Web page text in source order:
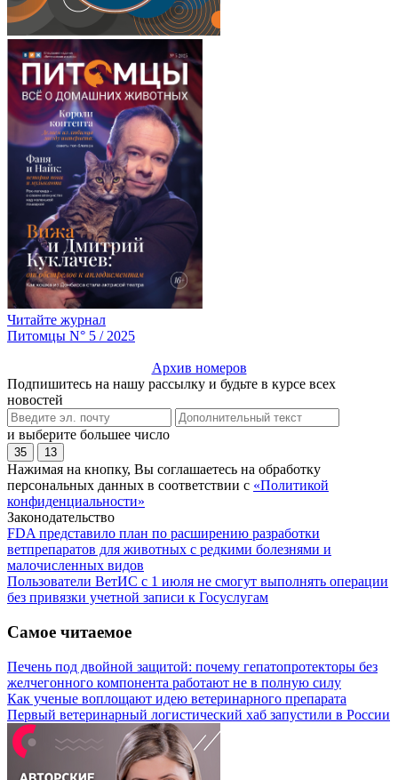
Читайте журнал
Питомцы N° 5 / 2025
Архив номеров
Подпишитесь на нашу рассылку и будьте в курсе всех
новостей
и выберите большее число
35 13
Нажимая на кнопку, Вы соглашаетесь на обработку
персональных данных в соответствии с «Политикой
конфиденциальности»
Законодательство
FDA представило план по расширению разработки
ветпрепаратов для животных с редкими болезнями и
малочисленных видов
Пользователи ВетИС с 1 июля не смогут выполнять операции
без привязки учетной записи к Госуслугам
Самое читаемое
Печень под двойной защитой: почему гепатопротекторы без
желчегонного компонента работают не в полную силу
Как ученые воплощают идею ветеринарного препарата
Первый ветеринарный логистический хаб запустили в России